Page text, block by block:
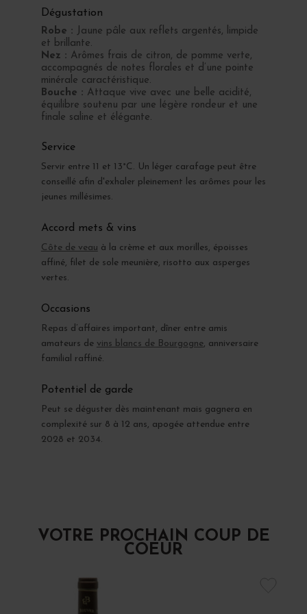
Dégustation
Robe : Jaune pâle aux reflets argentés, limpide
et brillante.
Nez : Arômes frais de citron, de pomme verte,
accompagnés de notes florales et d’une pointe
minérale caractéristique.
Bouche : Attaque vive avec une belle acidité,
équilibre soutenu par une légère rondeur et une
finale saline et élégante.
Service
Servir entre 11 et 13°C. Un léger carafage peut être
conseillé afin d'exhaler pleinement les arômes pour les
jeunes millésimes.
Accord mets & vins
Côte de veau à la crème et aux morilles, époisses
affiné, filet de sole meunière, risotto aux asperges
vertes.
Occasions
Repas d’affaires important, dîner entre amis
amateurs de vins blancs de Bourgogne, anniversaire
familial raffiné.
Potentiel de garde
Peut se déguster dès maintenant mais gagnera en
complexité sur 8 à 12 ans, apogée attendue entre
2028 et 2034.
VOTRE PROCHAIN COUP DE
COEUR